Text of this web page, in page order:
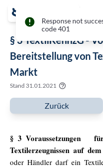
Response not
code 401
§ 3 TextilKennzG -
Bereitstellung von
Markt
Stand 31.01.2021
Zurück
§ 3
Textilerzeugnissen auf
oder Händler darf ein